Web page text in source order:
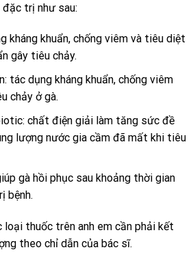
trị như sau:
kháng khuẩn, chống viêm và tiêu diệt
gây tiêu chảy.
tác dụng kháng khuẩn, chống viêm
chảy ở gà.
chất điện giải làm tăng sức đề
lượng nước gia cầm đã mất khi tiêu
gà hồi phục sau khoảng thời gian
bệnh.
thuốc trên anh em cần phải kết
theo chỉ dẫn của bác sĩ.